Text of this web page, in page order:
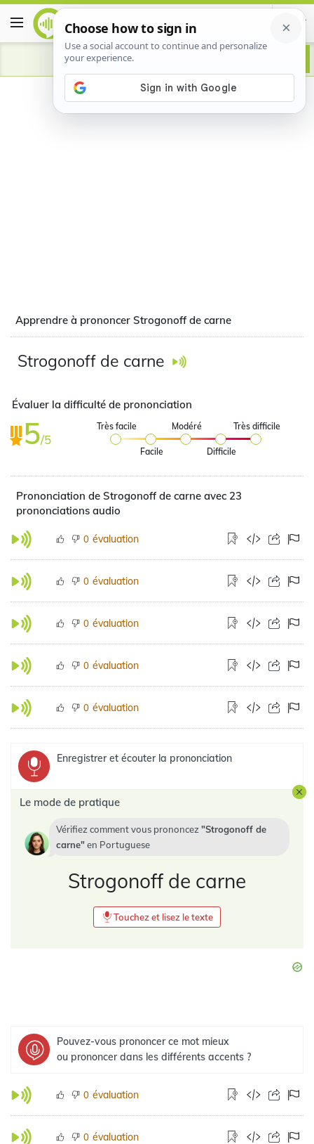
Advertisement
Apprendre à prononcer Strogonoff de carne
Strogonoff de carne
Évaluer la difficulté de prononciation
5/5
Très facile
Facile
Modéré
Difficile
Très difficile
Prononciation de Strogonoff de carne avec 23
prononciations audio
0 évaluation
0 évaluation
0 évaluation
0 évaluation
0 évaluation
Enregistrer et écouter la prononciation
Le mode de pratique
Vérifiez comment vous prononcez
Strogonoff de
carne en Portuguese
Strogonoff de carne
Touchez et lisez le texte
Pouvez-vous prononcer ce mot mieux
ou prononcer dans les différents accents ?
0 évaluation
0 évaluation